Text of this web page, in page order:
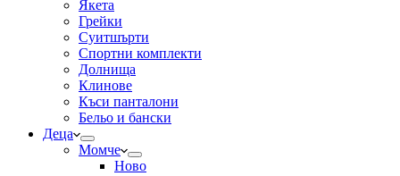
Якета
Грейки
Суитшърти
Спортни комплекти
Долнища
Клинове
Къси панталони
Бельо и бански
Деца
Момче
Ново